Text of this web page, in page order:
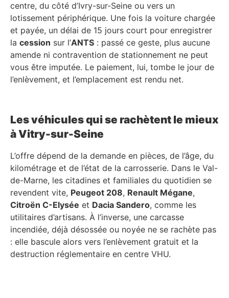
centre, du côté d’Ivry-sur-Seine ou vers un
lotissement périphérique. Une fois la voiture chargée
et payée, un délai de 15 jours court pour enregistrer
la cession sur l’ANTS : passé ce geste, plus aucune
amende ni contravention de stationnement ne peut
vous être imputée. Le paiement, lui, tombe le jour de
l’enlèvement, et l’emplacement est rendu net.
Les véhicules qui se rachètent le mieux
à Vitry-sur-Seine
L’offre dépend de la demande en pièces, de l’âge, du
kilométrage et de l’état de la carrosserie. Dans le Val-
de-Marne, les citadines et familiales du quotidien se
revendent vite, Peugeot 208, Renault Mégane,
Citroën C-Elysée et Dacia Sandero, comme les
utilitaires d’artisans. À l’inverse, une carcasse
incendiée, déjà désossée ou noyée ne se rachète pas
: elle bascule alors vers l’enlèvement gratuit et la
destruction réglementaire en centre VHU.